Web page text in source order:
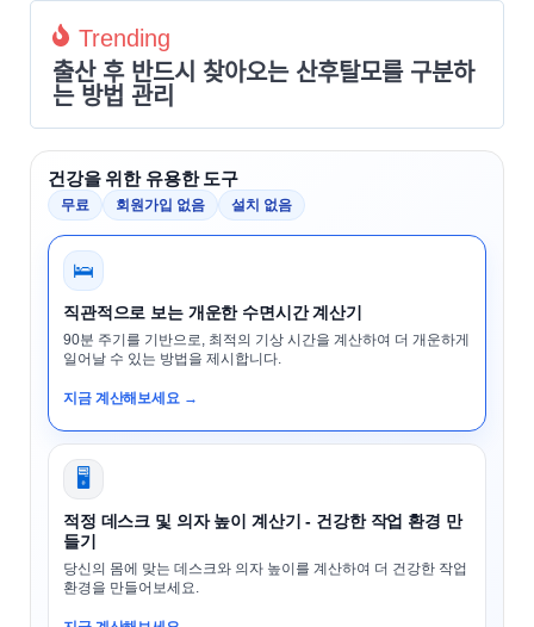
Trending
출산 후 반드시 찾아오는 산후탈모를 구분하
는 방법 관리
건강을 위한 유용한 도구
무료 회원가입 없음 설치 없음
🛌
직관적으로 보는 개운한 수면시간 계산기
90분 주기를 기반으로, 최적의 기상 시간을 계산하여 더 개운하게
일어날 수 있는 방법을 제시합니다.
지금 계산해보세요 →
🖥️
적정 데스크 및 의자 높이 계산기 - 건강한 작업 환경 만
들기
당신의 몸에 맞는 데스크와 의자 높이를 계산하여 더 건강한 작업
환경을 만들어보세요.